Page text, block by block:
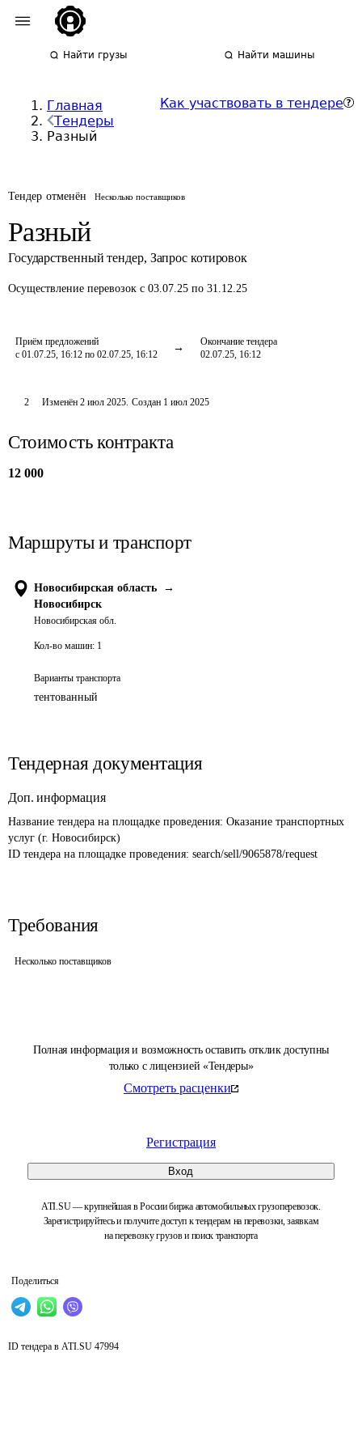
Найти грузы Найти машины
Главная
Тендеры
Разный
Как участвовать в тендере
Тендер отменён Несколько поставщиков
Разный
Государственный тендер, Запрос котировок
Осуществление перевозок с 03.07.25 по 31.12.25
Приём предложений
с 01.07.25, 16:12 по 02.07.25, 16:12
Окончание тендера
02.07.25, 16:12
Полная информация и возможность оставить отклик доступны
только с лицензией «Тендеры»
Смотреть расценки
Регистрация
Вход
ATI.SU — крупнейшая в России биржа автомобильных грузоперевозок.
Зарегистрируйтесь и получите доступ к тендерам на перевозки, заявкам
на перевозку грузов и поиск транспорта
Поделиться
2 Изменён 2 июл 2025. Создан 1 июл 2025
Стоимость контракта
12 000
Маршруты и транспорт
Новосибирская область
→
Новосибирск
Новосибирская обл.
Кол-во машин: 1
Варианты транспорта
тентованный
Тендерная документация
Доп. информация
Название тендера на площадке проведения: Оказание транспортных
услуг (г. Новосибирск)
ID тендера на площадке проведения: search/sell/9065878/request
Требования
Несколько поставщиков
ID тендера в ATI.SU 47994